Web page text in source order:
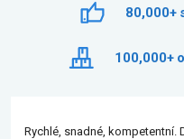
80,000+
100,000+
Rychlé, snadné, kompetentní.